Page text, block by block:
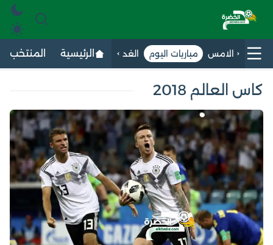
الامس مباريات اليوم الغد الرئيسية المنتخب
كاس العالم 2018